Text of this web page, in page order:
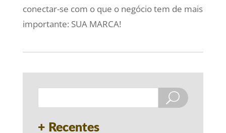
conectar-se com o que o negócio tem de mais
importante: SUA MARCA!
+ Recentes